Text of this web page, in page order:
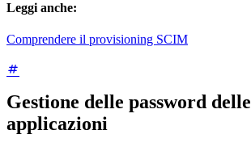
Leggi anche:
Comprendere il provisioning SCIM
Gestione delle password delle
applicazioni